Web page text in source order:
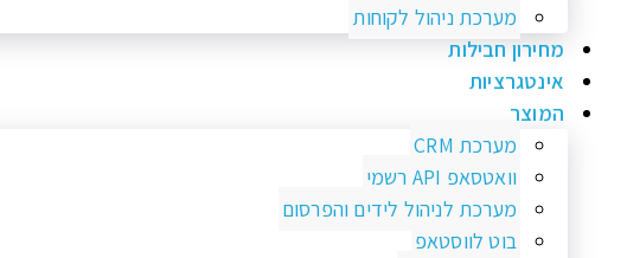
מערכת ניהול לקוחות
מחירון חבילות
אינטגרציות
המוצר
מערכת CRM
וואטסאפ API רשמי
מערכת לניהול לידים והפרסום
בוט לווסטאפ